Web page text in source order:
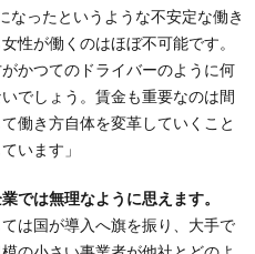
なったというような不安定な働き
性が働くのはほぼ不可能です。
かつてのドライバーのように何
でしょう。賃金も重要なのは間
働き方自体を変革していくこと
います」
は無理なように思えます。
は国が導入へ旗を振り、大手で